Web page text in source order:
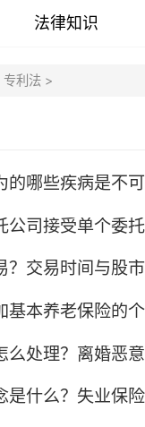
法律知识
专利法>